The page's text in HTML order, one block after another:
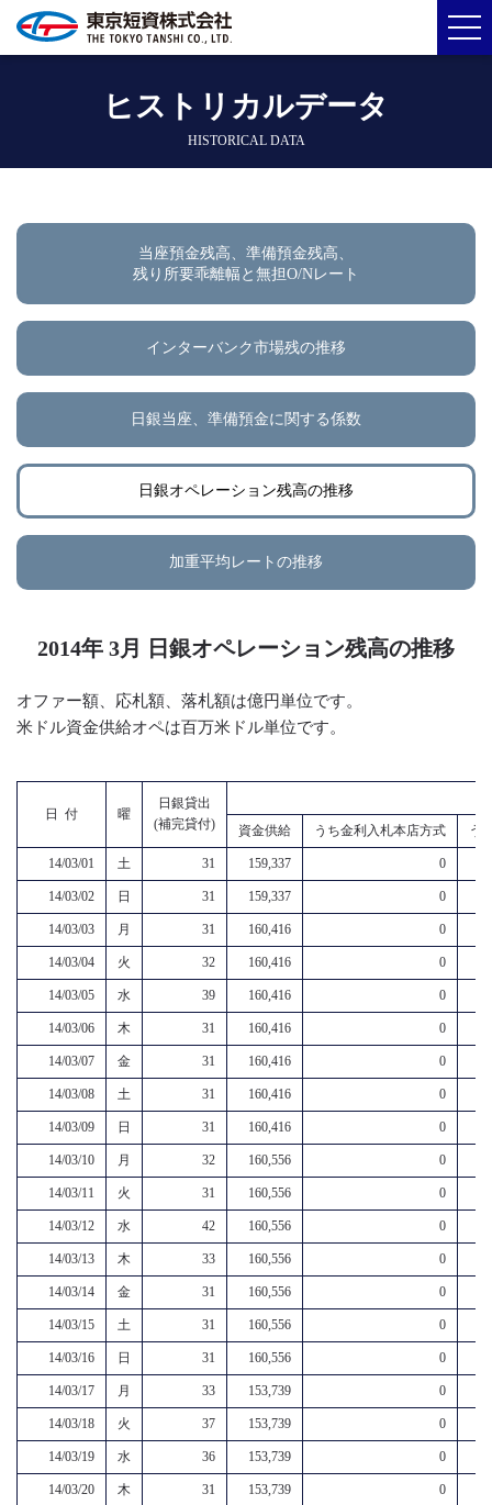
ヒストリカルデータ
HISTORICAL DATA
当座預金残高、準備預金残高、
残り所要乖離幅と無担O/Nレート
インターバンク市場残の推移
日銀当座、準備預金に関する係数
日銀オペレーション残高の推移
加重平均レートの推移
2014年 3月 日銀オペレーション残高の推移
オファー額、応札額、落札額は億円単位です。
米ドル資金供給オペは百万米ドル単位です。
日 付 曜
日銀貸出
(補完貸付)
資金供給 うち金利入札本店方式 う
14/03/01 土 31 159,337 0
14/03/02 日 31 159,337 0
14/03/03 月 31 160,416 0
14/03/04 火 32 160,416 0
14/03/05 水 39 160,416 0
14/03/06 木 31 160,416 0
14/03/07 金 31 160,416 0
14/03/08 土 31 160,416 0
14/03/09 日 31 160,416 0
14/03/10 月 32 160,556 0
14/03/11 火 31 160,556 0
14/03/12 水 42 160,556 0
14/03/13 木 33 160,556 0
14/03/14 金 31 160,556 0
14/03/15 土 31 160,556 0
14/03/16 日 31 160,556 0
14/03/17 月 33 153,739 0
14/03/18 火 37 153,739 0
14/03/19 水 36 153,739 0
14/03/20 木 31 153,739 0